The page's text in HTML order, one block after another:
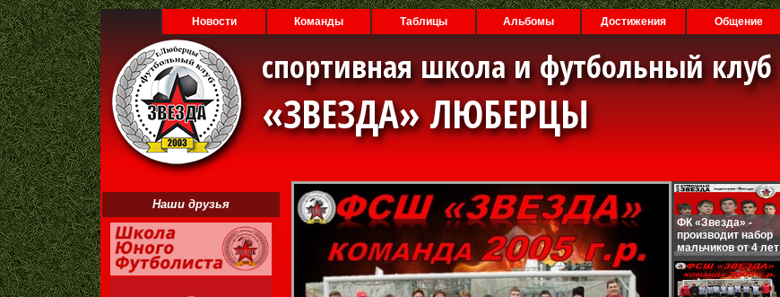
Новости Команды Таблицы Альбомы Достижения Общение
спортивная школа и футбольный клуб
«ЗВЕЗДА» ЛЮБЕРЦЫ
Наши друзья
ФК «Звезда» -
производит набор
мальчиков от 4 лет